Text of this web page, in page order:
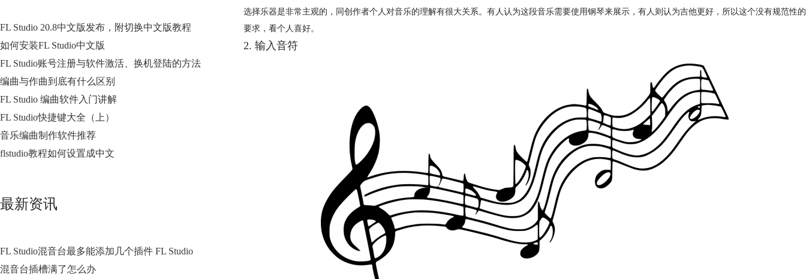
FL Studio 20.8中文版发布，附切换中文版教程
如何安装FL Studio中文版
FL Studio账号注册与软件激活、换机登陆的方法
编曲与作曲到底有什么区别
FL Studio 编曲软件入门讲解
FL Studio快捷键大全（上）
音乐编曲制作软件推荐
flstudio教程如何设置成中文
最新资讯
FL Studio混音台最多能添加几个插件 FL Studio
混音台插槽满了怎么办
选择乐器是非常主观的，同创作者个人对音乐的理解有很大关系。有人认为这段音乐需要使用钢琴来展示，有人则认为吉他更好，所以这个没有规范性的
要求，看个人喜好。
2. 输入音符